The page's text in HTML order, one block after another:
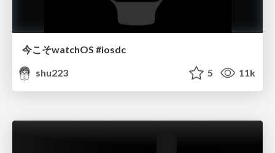
今こそwatchOS #iosdc
shu223
5 11k